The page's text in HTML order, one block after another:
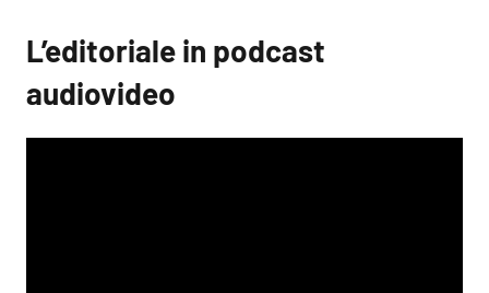
L’editoriale in podcast
audiovideo